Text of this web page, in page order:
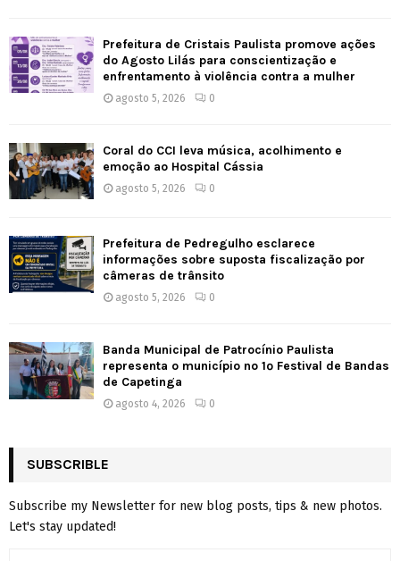
Prefeitura de Cristais Paulista promove ações
do Agosto Lilás para conscientização e
enfrentamento à violência contra a mulher
agosto 5, 2026 0
Coral do CCI leva música, acolhimento e
emoção ao Hospital Cássia
agosto 5, 2026 0
Prefeitura de Pedregulho esclarece
informações sobre suposta fiscalização por
câmeras de trânsito
agosto 5, 2026 0
Banda Municipal de Patrocínio Paulista
representa o município no 1º Festival de Bandas
de Capetinga
agosto 4, 2026 0
SUBSCRIBLE
Subscribe my Newsletter for new blog posts, tips & new photos.
Let's stay updated!